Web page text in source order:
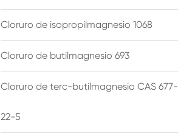
Cloruro de isopropilmagnesio 1068
Cloruro de butilmagnesio 693
Cloruro de terc-butilmagnesio CAS 677-
22-5